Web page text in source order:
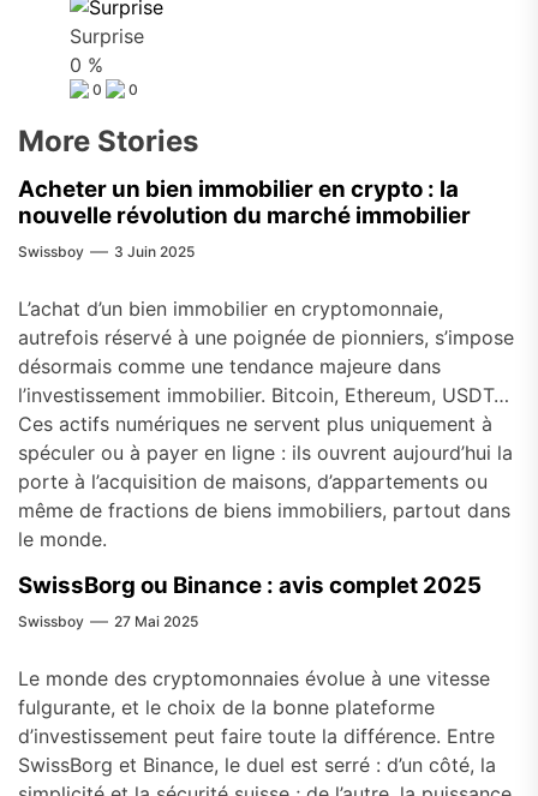
Surprise
0 %
0 0
More Stories
Acheter un bien immobilier en crypto : la
nouvelle révolution du marché immobilier
Swissboy 3 Juin 2025
L’achat d’un bien immobilier en cryptomonnaie,
autrefois réservé à une poignée de pionniers, s’impose
désormais comme une tendance majeure dans
l’investissement immobilier. Bitcoin, Ethereum, USDT…
Ces actifs numériques ne servent plus uniquement à
spéculer ou à payer en ligne : ils ouvrent aujourd’hui la
porte à l’acquisition de maisons, d’appartements ou
même de fractions de biens immobiliers, partout dans
le monde.
SwissBorg ou Binance : avis complet 2025
Swissboy 27 Mai 2025
Le monde des cryptomonnaies évolue à une vitesse
fulgurante, et le choix de la bonne plateforme
d’investissement peut faire toute la différence. Entre
SwissBorg et Binance, le duel est serré : d’un côté, la